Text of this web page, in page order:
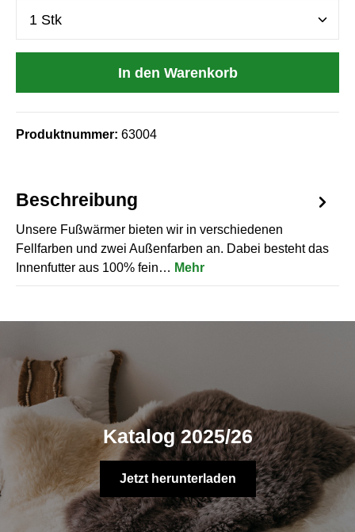
Produkt Anzahl: Gib den gewünschten
In den Warenkorb
Produktnummer: 63004
Beschreibung
Unsere Fußwärmer bieten wir in verschiedenen
Fellfarben und zwei Außenfarben an. Dabei besteht das
Innenfutter aus 100% fein… Mehr
Katalog 2025/26
Jetzt herunterladen